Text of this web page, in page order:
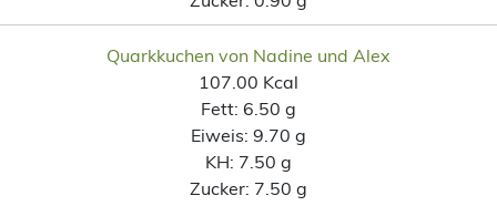
Quarkkuchen von Nadine und Alex
107.00 Kcal
Fett: 6.50 g
Eiweis: 9.70 g
KH: 7.50 g
Zucker: 7.50 g